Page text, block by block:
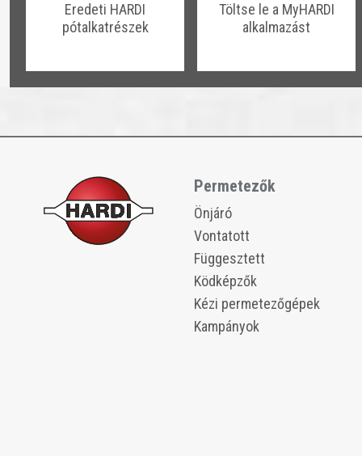
​​Eredeti HARDI
pótalkatrészek
​​Töltse le a MyHARDI
alkalmazást
Permetezők
​​Önjáró
​​Vontatott
​​Függesztett
​​Ködképzők
​​Kézi permetezőgépek
Kampányok